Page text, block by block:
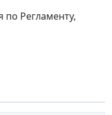
по Регламенту,